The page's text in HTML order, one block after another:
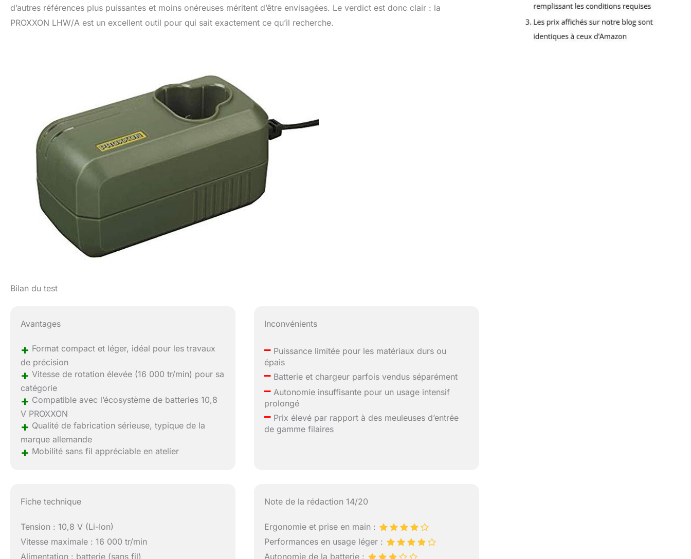
d’autres références plus puissantes et moins onéreuses méritent d’être envisagées. Le verdict est donc clair : la
PROXXON LHW/A est un excellent outil pour qui sait exactement ce qu’il recherche.
Bilan du test
Avantages
+ Format compact et léger, idéal pour les travaux
de précision
+ Vitesse de rotation élevée (16 000 tr/min) pour sa
catégorie
+ Compatible avec l’écosystème de batteries 10,8
V PROXXON
+ Qualité de fabrication sérieuse, typique de la
marque allemande
+ Mobilité sans fil appréciable en atelier
Inconvénients
– Puissance limitée pour les matériaux durs ou
épais
– Batterie et chargeur parfois vendus séparément
– Autonomie insuffisante pour un usage intensif
prolongé
– Prix élevé par rapport à des meuleuses d’entrée
de gamme filaires
Fiche technique
Tension : 10,8 V (Li-Ion)
Vitesse maximale : 16 000 tr/min
Alimentation : batterie (sans fil)
Note de la rédaction 14/20
Ergonomie et prise en main :
Performances en usage léger :
Autonomie de la batterie :